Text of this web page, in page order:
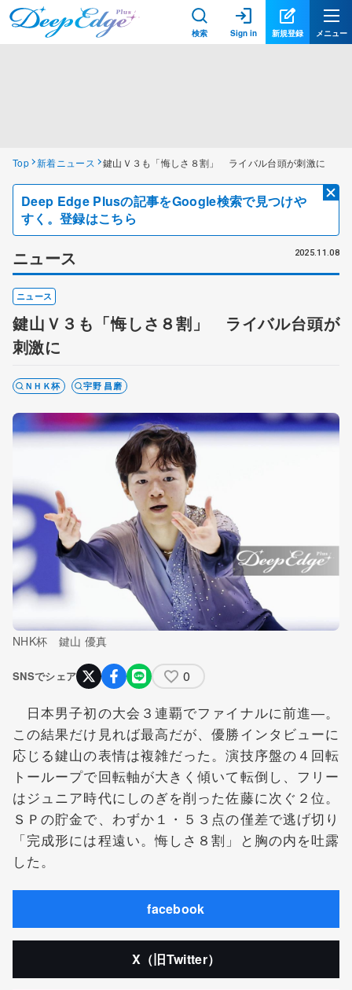
検索 Sign in 新規登録 メニュー
Top 新着ニュース 鍵山Ｖ３も「悔しさ８割」 ライバル台頭が刺激に
Deep Edge Plusの記事をGoogle検索で見つけや
すく。登録はこちら
ニュース 2025.11.08
ニュース
鍵山Ｖ３も「悔しさ８割」 ライバル台頭が
刺激に
ＮＨＫ杯 宇野 昌磨
NHK杯 鍵山 優真
SNSでシェア 0
日本男子初の大会３連覇でファイナルに前進―。
この結果だけ見れば最高だが、優勝インタビューに
応じる鍵山の表情は複雑だった。演技序盤の４回転
トーループで回転軸が大きく傾いて転倒し、フリー
はジュニア時代にしのぎを削った佐藤に次ぐ２位。
ＳＰの貯金で、わずか１・５３点の僅差で逃げ切り
「完成形には程遠い。悔しさ８割」と胸の内を吐露
した。
facebook
X（旧Twitter）